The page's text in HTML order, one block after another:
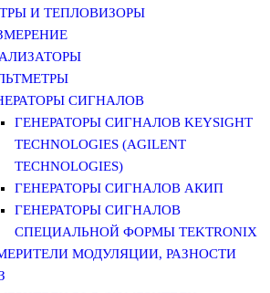
И ТЕПЛОВИЗОРЫ
СИГНАЛОВ
ГЕНЕРАТОРЫ СИГНАЛОВ KEYSIGHT
TECHNOLOGIES (AGILENT
TECHNOLOGIES)
ГЕНЕРАТОРЫ СИГНАЛОВ АКИП
ГЕНЕРАТОРЫ СИГНАЛОВ
СПЕЦИАЛЬНОЙ ФОРМЫ TEKTRONIX
МОДУЛЯЦИИ, РАЗНОСТИ